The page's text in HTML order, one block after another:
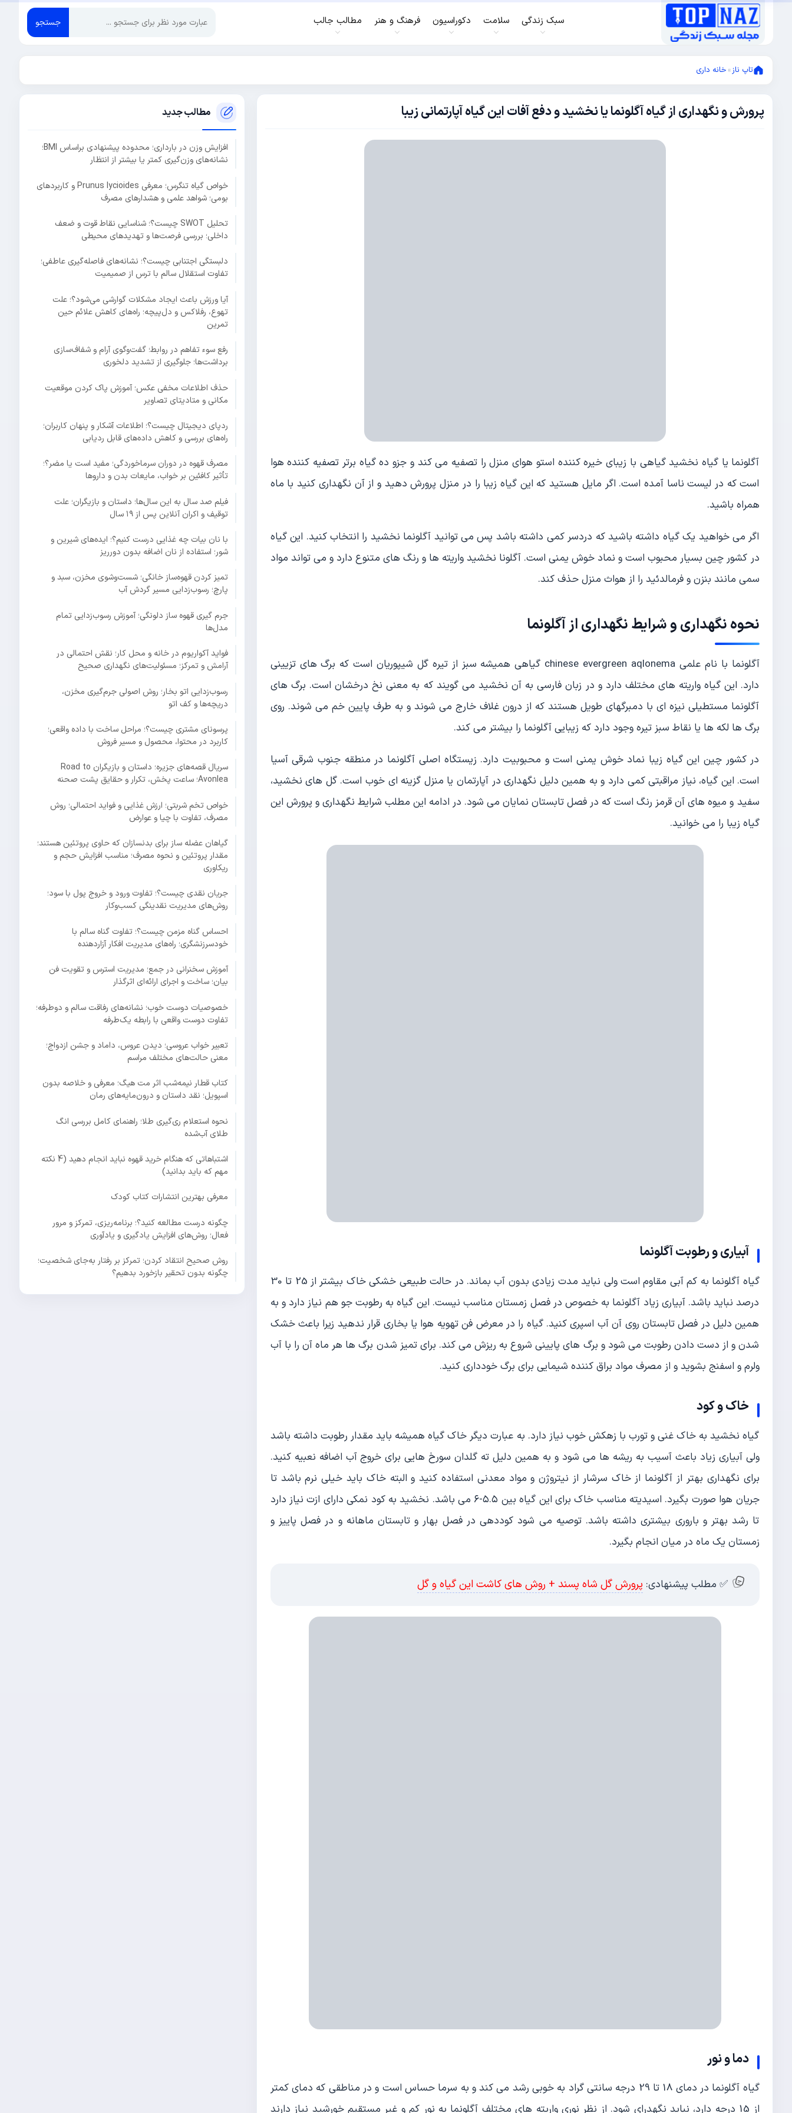
سبک زندگی سلامت دکوراسیون فرهنگ و هنر مطالب جالب جستجو
تاپ ناز» خانه داری
پرورش و نگهداری از گیاه آگلونما یا نخشید و دفع آفات این گیاه آپارتمانی زیبا
ژوئن
آگلونما یا گیاه نخشید گیاهی با زیبای خیره کننده استو هوای منزل را تصفیه می کند و جزو ده گیاه برتر تصفیه کننده هوا
است که در لیست ناسا آمده است. اگر مایل هستید که این گیاه زیبا را در منزل پرورش دهید و از آن نگهداری کنید با ماه
همراه باشید.
اگر می خواهید یک گیاه داشته باشید که دردسر کمی داشته باشد پس می توانید آگلونما نخشید را انتخاب کنید. این گیاه
در کشور چین بسیار محبوب است و نماد خوش یمنی است. آگلونا نخشید واریته ها و رنگ های متنوع دارد و می تواند مواد
سمی مانند بنزن و فرمالدئید را از هواث منزل حذف کند.
نحوه نگهداری و شرایط نگهداری از آگلونما
آگلونما با نام علمی chinese evergreen aqlonema گیاهی همیشه سبز از تیره گل شیپوریان است که برگ های تزیینی
دارد. این گیاه واریته های مختلف دارد و در زبان فارسی به آن نخشید می گویند که به معنی نخ درخشان است. برگ های
آگلونما مستطیلی نیزه ای با دمبرگهای طویل هستند که از درون غلاف خارج می شوند و به طرف پایین خم می شوند. روی
برگ ها لکه ها یا نقاط سبز تیره وجود دارد که زیبایی آگلونما را بیشتر می کند.
در کشور چین این گیاه زیبا نماد خوش یمنی است و محبوبیت دارد. زیستگاه اصلی آگلونما در منطقه جنوب شرقی آسیا
است. این گیاه، نیاز مراقبتی کمی دارد و به همین دلیل نگهداری در آپارتمان یا منزل گزینه ای خوب است. گل های نخشید،
سفید و میوه های آن قرمز رنگ است که در فصل تابستان نمایان می شود. در ادامه این مطلب شرایط نگهداری و پرورش این
گیاه زیبا را می خوانید.
آبیاری و رطوبت آگلونما
گیاه آگلونما به کم آبی مقاوم است ولی نباید مدت زیادی بدون آب بماند. در حالت طبیعی خشکی خاک بیشتر از 25 تا 30
درصد نباید باشد. آبیاری زیاد آگلونما به خصوص در فصل زمستان مناسب نیست. این گیاه به رطوبت جو هم نیاز دارد و به
همین دلیل در فصل تابستان روی آن آب اسپری کنید. گیاه را در معرض فن تهویه هوا یا بخاری قرار ندهید زیرا باعث خشک
شدن و از دست دادن رطوبت می شود و برگ های پایینی شروع به ریزش می کند. برای تمیز شدن برگ ها هر ماه آن را با آب
ولرم و اسفنج بشوید و از مصرف مواد براق کننده شیمایی برای برگ خودداری کنید.
خاک و کود
گیاه نخشید به خاک غنی و تورب با زهکش خوب نیاز دارد. به عبارت دیگر خاک گیاه همیشه باید مقدار رطوبت داشته باشد
ولی آبیاری زیاد باعث آسیب به ریشه ها می شود و به همین دلیل ته گلدان سورخ هایی برای خروج آب اضافه نعبیه کنید.
برای نگهداری بهتر از آگلونما از خاک سرشار از نیتروژن و مواد معدنی استفاده کنید و البته خاک باید خیلی نرم باشد تا
جریان هوا صورت بگیرد. اسیدیته مناسب خاک برای این گیاه بین ۵.۵-۶ می باشد. نخشید به کود نمکی دارای ازت نیاز دارد
تا رشد بهتر و باروری بیشتری داشته باشد. توصیه می شود کوددهی در فصل بهار و تابستان ماهانه و در فصل پاییز و
زمستان یک ماه در میان انجام بگیرد.
✅ مطلب پیشنهادی: پرورش گل شاه پسند + روش های کاشت این گیاه و گل
دما و نور
گیاه آگلونما در دمای 18 تا 29 درجه سانتی گراد به خوبی رشد می کند و به سرما حساس است و در مناطقی که دمای کمتر
از 15 درجه دارد، نباید نگهدرای شود. از نظر نوری واریته های مختلف آگلونما به نور کم و غیر مستقیم خورشید نیاز دارند
مطالب جدید
افزایش وزن در بارداری؛ محدوده پیشنهادی براساس BMI؛
نشانه‌های وزن‌گیری کمتر یا بیشتر از انتظار
خواص گیاه تنگرس؛ معرفی Prunus lycioides و کاربردهای
بومی؛ شواهد علمی و هشدارهای مصرف
تحلیل SWOT چیست؟؛ شناسایی نقاط قوت و ضعف
داخلی؛ بررسی فرصت‌ها و تهدیدهای محیطی
دلبستگی اجتنابی چیست؟؛ نشانه‌های فاصله‌گیری عاطفی؛
تفاوت استقلال سالم با ترس از صمیمیت
آیا ورزش باعث ایجاد مشکلات گوارشی می‌شود؟؛ علت
تهوع، رفلاکس و دل‌پیچه؛ راه‌های کاهش علائم حین
تمرین
رفع سوء تفاهم در روابط؛ گفت‌وگوی آرام و شفاف‌سازی
برداشت‌ها؛ جلوگیری از تشدید دلخوری
حذف اطلاعات مخفی عکس؛ آموزش پاک کردن موقعیت
مکانی و متادیتای تصاویر
ردپای دیجیتال چیست؟؛ اطلاعات آشکار و پنهان کاربران؛
راه‌های بررسی و کاهش داده‌های قابل ردیابی
مصرف قهوه در دوران سرماخوردگی؛ مفید است یا مضر؟؛
تأثیر کافئین بر خواب، مایعات بدن و داروها
فیلم صد سال به این سال‌ها؛ داستان و بازیگران؛ علت
توقیف و اکران آنلاین پس از ۱۹ سال
با نان بیات چه غذایی درست کنیم؟؛ ایده‌های شیرین و
شور؛ استفاده از نان اضافه بدون دورریز
تمیز کردن قهوه‌ساز خانگی؛ شست‌وشوی مخزن، سبد و
پارچ؛ رسوب‌زدایی مسیر گردش آب
جرم گیری قهوه ساز دلونگی؛ آموزش رسوب‌زدایی تمام
مدل‌ها
فواید آکواریوم در خانه و محل کار؛ نقش احتمالی در
آرامش و تمرکز؛ مسئولیت‌های نگهداری صحیح
رسوب‌زدایی اتو بخار؛ روش اصولی جرم‌گیری مخزن،
دریچه‌ها و کف اتو
پرسونای مشتری چیست؟؛ مراحل ساخت با داده واقعی؛
کاربرد در محتوا، محصول و مسیر فروش
سریال قصه‌های جزیره؛ داستان و بازیگران Road to
Avonlea؛ ساعت پخش، تکرار و حقایق پشت صحنه
خواص تخم شربتی؛ ارزش غذایی و فواید احتمالی؛ روش
مصرف، تفاوت با چیا و عوارض
گیاهان عضله ساز برای بدنسازان که حاوی پروتئین هستند؛
مقدار پروتئین و نحوه مصرف؛ مناسب افزایش حجم و
ریکاوری
جریان نقدی چیست؟؛ تفاوت ورود و خروج پول با سود؛
روش‌های مدیریت نقدینگی کسب‌وکار
احساس گناه مزمن چیست؟؛ تفاوت گناه سالم با
خودسرزنشگری؛ راه‌های مدیریت افکار آزاردهنده
آموزش سخنرانی در جمع؛ مدیریت استرس و تقویت فن
بیان؛ ساخت و اجرای ارائه‌ای اثرگذار
خصوصیات دوست خوب؛ نشانه‌های رفاقت سالم و دوطرفه؛
تفاوت دوست واقعی با رابطه یک‌طرفه
تعبیر خواب عروسی؛ دیدن عروس، داماد و جشن ازدواج؛
معنی حالت‌های مختلف مراسم
کتاب قطار نیمه‌شب اثر مت هیگ؛ معرفی و خلاصه بدون
اسپویل؛ نقد داستان و درون‌مایه‌های رمان
نحوه استعلام ری‌گیری طلا؛ راهنمای کامل بررسی انگ
طلای آب‌شده
اشتباهاتی که هنگام خرید قهوه نباید انجام دهید (4 نکته
مهم که باید بدانید)
معرفی بهترین انتشارات کتاب کودک
چگونه درست مطالعه کنید؟؛ برنامه‌ریزی، تمرکز و مرور
فعال؛ روش‌های افزایش یادگیری و یادآوری
روش صحیح انتقاد کردن؛ تمرکز بر رفتار به‌جای شخصیت؛
چگونه بدون تحقیر بازخورد بدهیم؟